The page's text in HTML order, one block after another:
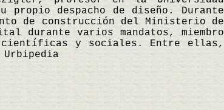
despacho de diseño. Durante
de construcción del Ministerio de
durante varios mandatos, miembro
científicas y sociales. Entre ellas,